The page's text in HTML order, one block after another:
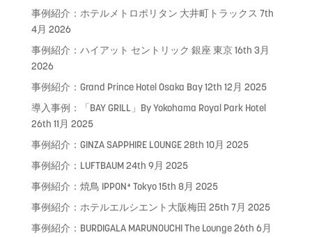
事例紹介：ホテルメトロポリタン 大井町トラックス 7th
4月 2026
事例紹介：ハイアット セントリック 銀座 東京16th 3月
2026
事例紹介：Grand Prince Hotel Osaka Bay12th 12月 2025
導入事例：「BAY GRILL」By Yokohama Royal Park Hotel
26th 11月 2025
事例紹介：GINZA SAPPHIRE LOUNGE28th 10月 2025
事例紹介：LUFTBAUM24th 9月 2025
事例紹介：焼鳥 IPPON⁺ Tokyo15th 8月 2025
事例紹介：ホテルエルシエント大阪梅田 25th 7月 2025
事例紹介：BURDIGALA MARUNOUCHI The Lounge26th 6月